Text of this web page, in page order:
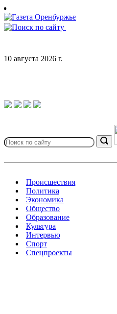
Skip
to
content
10 августа 2026 г.
for:
Search
Происшествия
Политика
Экономика
Общество
Образование
Культура
Интервью
Спорт
Спецпроекты